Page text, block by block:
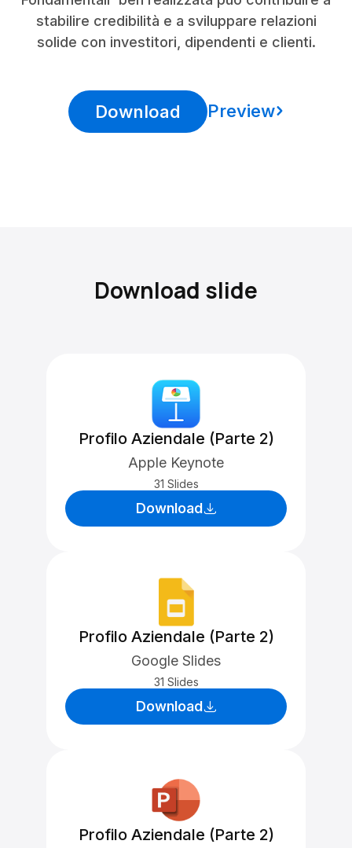
stabilire credibilità e a sviluppare relazioni
solide con investitori, dipendenti e clienti.
Download Preview
Download slide
Profilo Aziendale (Parte 2)
Apple Keynote
31 Slides
Download
Profilo Aziendale (Parte 2)
Google Slides
31 Slides
Download
Profilo Aziendale (Parte 2)